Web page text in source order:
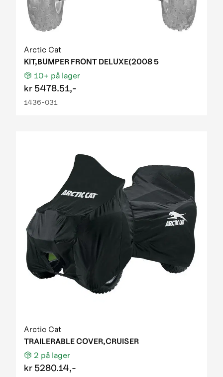
Arctic Cat
KIT,BUMPER FRONT DELUXE(2008 5
10+ på lager
kr 5478.51,-
1436-031
Arctic Cat
TRAILERABLE COVER,CRUISER
2 på lager
kr 5280.14,-